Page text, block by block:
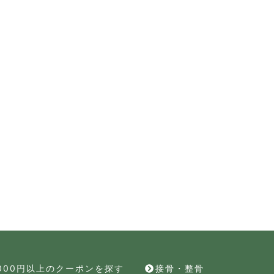
円以上のクーポンを探す 接骨・整骨